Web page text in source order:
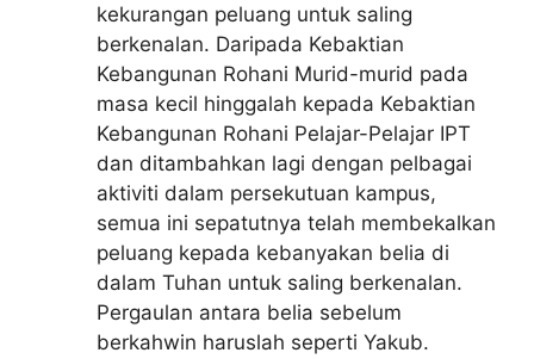
kekurangan peluang untuk saling
berkenalan. Daripada Kebaktian
Kebangunan Rohani Murid-murid pada
masa kecil hinggalah kepada Kebaktian
Kebangunan Rohani Pelajar-Pelajar IPT
dan ditambahkan lagi dengan pelbagai
aktiviti dalam persekutuan kampus,
semua ini sepatutnya telah membekalkan
peluang kepada kebanyakan belia di
dalam Tuhan untuk saling berkenalan.
Pergaulan antara belia sebelum
berkahwin haruslah seperti Yakub.